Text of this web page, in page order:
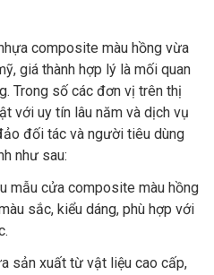
composite màu hồng vừa
giá thành hợp lý là mối quan
Trong số các đơn vị trên thị
với uy tín lâu năm và dịch vụ
đối tác và người tiêu dùng
như sau:
mẫu cửa composite màu hồng
sắc, kiểu dáng, phù hợp với
sản xuất từ vật liệu cao cấp,